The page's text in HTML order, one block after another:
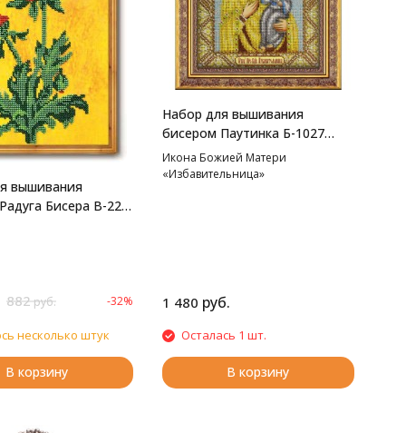
вышивания
Бисера В-220
см
882руб. -32%
несколько штук
В корзину
Набор для вышивания
бисером Паутинка Б-1027
Пресвятая Богородица
Избавительница, 20*25 см
Икона Божией Матери
«Избавительница»
1 480 руб.
Осталась 1 шт.
В корзину